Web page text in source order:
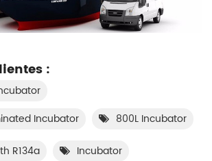
:
Incubator
800L Incubator
R134a Incubator